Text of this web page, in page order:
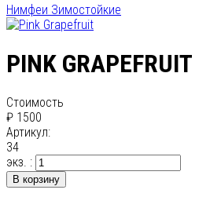
Нимфеи Зимостойкие
PINK GRAPEFRUIT
Стоимость
₽ 1500
Артикул:
34
экз. :
В корзину